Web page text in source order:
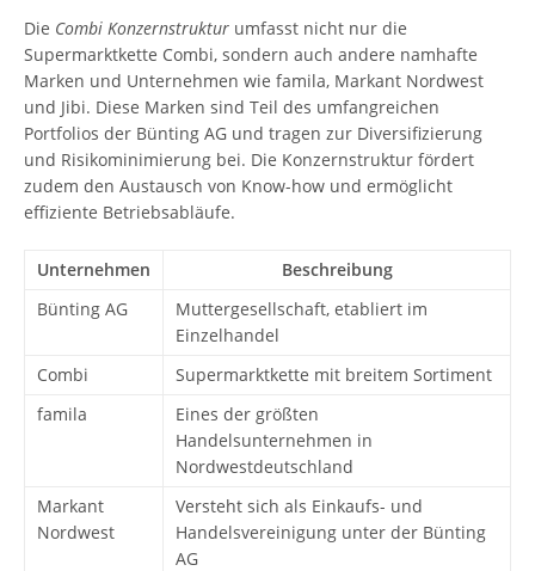
Die Combi Konzernstruktur umfasst nicht nur die
Supermarktkette Combi, sondern auch andere namhafte
Marken und Unternehmen wie famila, Markant Nordwest
und Jibi. Diese Marken sind Teil des umfangreichen
Portfolios der Bünting AG und tragen zur Diversifizierung
und Risikominimierung bei. Die Konzernstruktur fördert
zudem den Austausch von Know-how und ermöglicht
effiziente Betriebsabläufe.
Unternehmen
Beschreibung
Bünting AG
Muttergesellschaft, etabliert im
Einzelhandel
Combi
Supermarktkette mit breitem Sortiment
famila
Eines der größten
Handelsunternehmen in
Nordwestdeutschland
Markant
Nordwest
Versteht sich als Einkaufs- und
Handelsvereinigung unter der Bünting
AG